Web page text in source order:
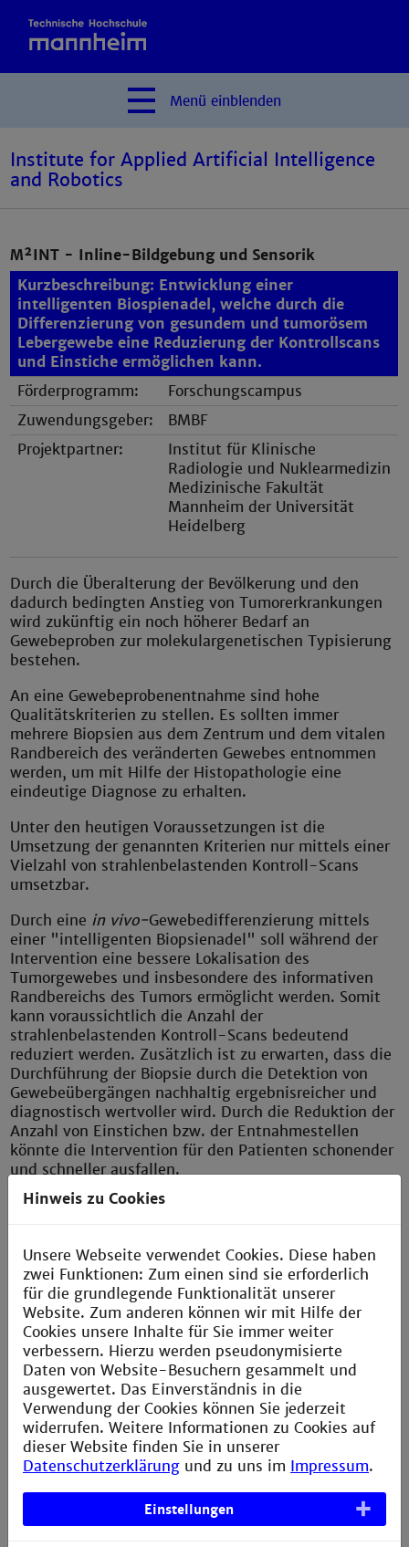
Menü einblenden
Institute for Applied Artificial Intelligence
and Robotics
M²INT - Inline-Bildgebung und Sensorik
Kurzbeschreibung: Entwicklung einer
intelligenten Biospienadel, welche durch die
Differenzierung von gesundem und tumorösem
Lebergewebe eine Reduzierung der Kontrollscans
und Einstiche ermöglichen kann.
Förderprogramm:
Forschungscampus
Zuwendungsgeber:
BMBF
Projektpartner:
Institut für Klinische
Radiologie und Nuklearmedizin
Medizinische Fakultät
Mannheim der Universität
Heidelberg
Durch die Überalterung der Bevölkerung und den
dadurch bedingten Anstieg von Tumorerkrankungen
wird zukünftig ein noch höherer Bedarf an
Gewebeproben zur molekulargenetischen Typisierung
bestehen.
An eine Gewebeprobenentnahme sind hohe
Qualitätskriterien zu stellen. Es sollten immer
mehrere Biopsien aus dem Zentrum und dem vitalen
Randbereich des veränderten Gewebes entnommen
werden, um mit Hilfe der Histopathologie eine
eindeutige Diagnose zu erhalten.
Unter den heutigen Voraussetzungen ist die
Umsetzung der genannten Kriterien nur mittels einer
Vielzahl von strahlenbelastenden Kontroll-Scans
umsetzbar.
Durch eine in vivo-Gewebedifferenzierung mittels
einer "intelligenten Biopsienadel" soll während der
Intervention eine bessere Lokalisation des
Tumorgewebes und insbesondere des informativen
Randbereichs des Tumors ermöglicht werden. Somit
kann voraussichtlich die Anzahl der
strahlenbelastenden Kontroll-Scans bedeutend
reduziert werden. Zusätzlich ist zu erwarten, dass die
Durchführung der Biopsie durch die Detektion von
Gewebeübergängen nachhaltig ergebnisreicher und
diagnostisch wertvoller wird. Durch die Reduktion der
Anzahl von Einstichen bzw. der Entnahmestellen
könnte die Intervention für den Patienten schonender
und schneller ausfallen.
Ansprechpartner
Institutsleitung
Prof. Dr. Marcus Vetter
Tel.: (06 21) 292-63 47
Fax: (06 21) 292-65 17
Prof. Dr. Marcus Vetter
stellv. Institutsleitung
Prof. Dr. Wolfgang Knaak
Tel.: (06 21) 292-63 47
Hinweis zu Cookies
Unsere Webseite verwendet Cookies. Diese haben
zwei Funktionen: Zum einen sind sie erforderlich
für die grundlegende Funktionalität unserer
Website. Zum anderen können wir mit Hilfe der
Cookies unsere Inhalte für Sie immer weiter
verbessern. Hierzu werden pseudonymisierte
Daten von Website-Besuchern gesammelt und
ausgewertet. Das Einverständnis in die
Verwendung der Cookies können Sie jederzeit
widerrufen. Weitere Informationen zu Cookies auf
dieser Website finden Sie in unserer
Datenschutzerklärung und zu uns im Impressum.
Einstellungen